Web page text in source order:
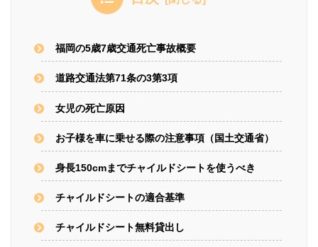
福岡の5歳7歳交通死亡事故概要
道路交通法第71条の3第3項
女児の死亡原因
お子様を車に乗せる際の注意事項（国土交通省）
身長150cmまでチャイルドシートを使うべき
チャイルドシートの適合基準
チャイルドシート無料貸出し